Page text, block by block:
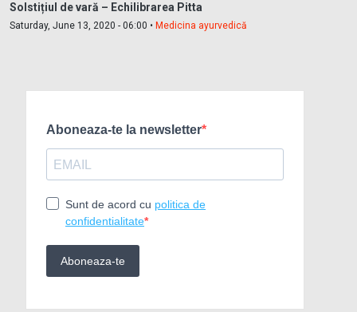
Solstițiul de vară – Echilibrarea Pitta
Saturday, June 13, 2020 - 06:00 • Medicina ayurvedică